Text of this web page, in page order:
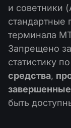
и советники
терминала
Запрещено
статистику
средства,
быть